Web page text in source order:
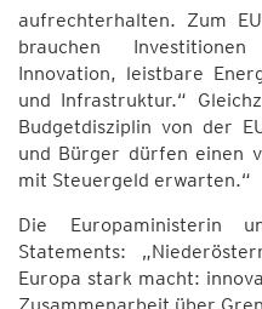
aufrechterhalten. Zum
brauchen
Innovation, leistbare
und Infrastruktur.“
Budgetdisziplin von der
und Bürger dürfen einen
mit Steuergeld erwarten.“
Die Europaministerin
Statements:
Europa stark macht: